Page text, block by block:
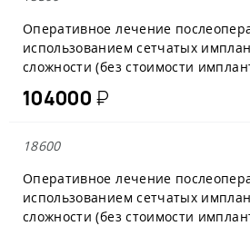
Оперативное лечение
использованием сетчатых
сложности (без стоимости
104000 ₽
18600
Оперативное лечение
использованием сетчатых
сложности (без стоимости